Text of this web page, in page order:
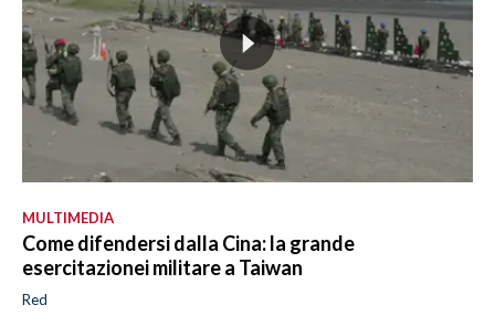
MULTIMEDIA
Come difendersi dalla Cina: la grande
esercitazionei militare a Taiwan
Red